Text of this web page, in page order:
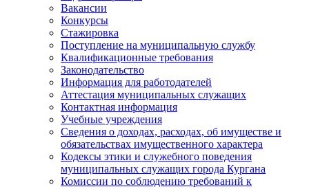
Вакансии
Конкурсы
Стажировка
Поступление на муниципальную службу
Квалификационные требования
Законодательство
Информация для работодателей
Аттестация муниципальных служащих
Контактная информация
Учебные учреждения
Сведения о доходах, расходах, об имуществе и
обязательствах имущественного характера
Кодексы этики и служебного поведения
муниципальных служащих города Кургана
Комиссии по соблюдению требований к